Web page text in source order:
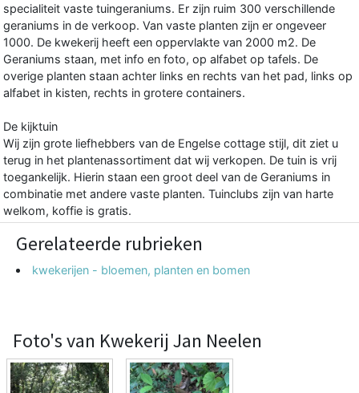
specialiteit vaste tuingeraniums. Er zijn ruim 300 verschillende
geraniums in de verkoop. Van vaste planten zijn er ongeveer
1000. De kwekerij heeft een oppervlakte van 2000 m2. De
Geraniums staan, met info en foto, op alfabet op tafels. De
overige planten staan achter links en rechts van het pad, links op
alfabet in kisten, rechts in grotere containers.
De kijktuin
Wij zijn grote liefhebbers van de Engelse cottage stijl, dit ziet u
terug in het plantenassortiment dat wij verkopen. De tuin is vrij
toegankelijk. Hierin staan een groot deel van de Geraniums in
combinatie met andere vaste planten. Tuinclubs zijn van harte
welkom, koffie is gratis.
Gerelateerde rubrieken
kwekerijen - bloemen, planten en bomen
Foto's van Kwekerij Jan Neelen